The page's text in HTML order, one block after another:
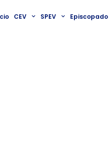
CEV SPEV Episcopado